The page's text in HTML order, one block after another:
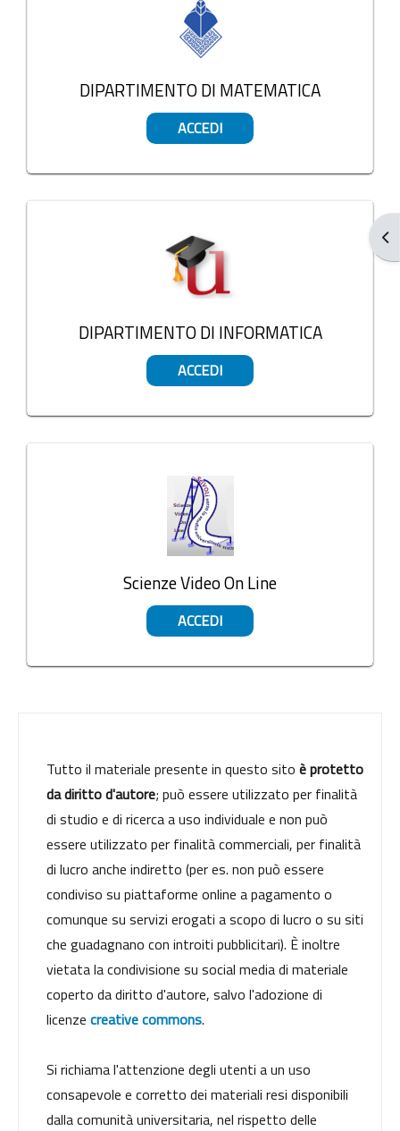
DIPARTIMENTO DI MATEMATICA
ACCEDI
DIPARTIMENTO DI INFORMATICA
ACCEDI
Scienze Video On Line
ACCEDI
Tutto il materiale presente in questo sito è protetto
da diritto d'autore; può essere utilizzato per finalità
di studio e di ricerca a uso individuale e non può
essere utilizzato per finalità commerciali, per finalità
di lucro anche indiretto (per es. non può essere
condiviso su piattaforme online a pagamento o
comunque su servizi erogati a scopo di lucro o su siti
che guadagnano con introiti pubblicitari). È inoltre
vietata la condivisione su social media di materiale
coperto da diritto d'autore, salvo l'adozione di
licenze creative commons.
Si richiama l'attenzione degli utenti a un uso
consapevole e corretto dei materiali resi disponibili
dalla comunità universitaria, nel rispetto delle